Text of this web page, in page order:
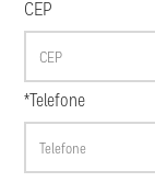
CEP
*Telefone